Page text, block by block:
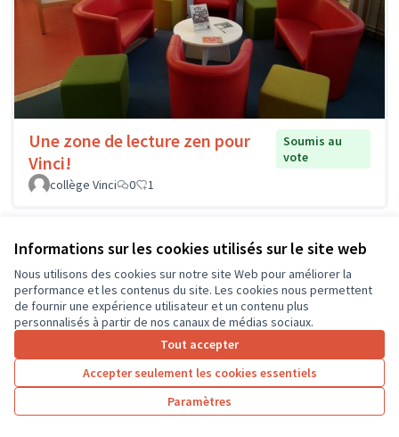
Informations sur les cookies utilisés sur le site web
Nous utilisons des cookies sur notre site Web pour améliorer la
performance et les contenus du site. Les cookies nous permettent
de fournir une expérience utilisateur et un contenu plus
personnalisés à partir de nos canaux de médias sociaux.
Tout accepter
Accepter seulement les cookies essentiels
Paramètres
Une zone de lecture zen pour
Vinci!
Soumis au
vote
collège Vinci
0 1